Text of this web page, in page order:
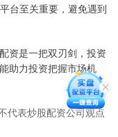
台至关重要，避免遇到
资是一把双刃剑，投资
助力投资把握市场机
代表炒股配资公司观点